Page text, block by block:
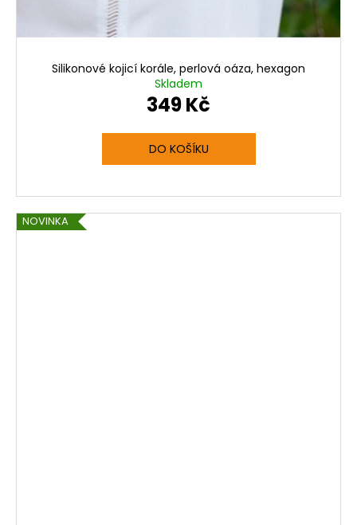
Silikonové kojicí korále, perlová oáza, hexagon
Skladem
349 Kč
DO KOŠÍKU
NOVINKA